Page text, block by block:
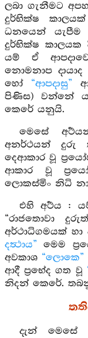
ලබා ගැනීමට
දුර්භික්ෂ
ධනයෙන්
දුර්භික්ෂ
යම් ඒ
නොමනාප
හෝ “ආපදාසු”
පිණිස) වන්නේ
කෙරේ යනුයි.
මෙසේ
අනර්ථයන් දුරු
දෙආකාර වූ
ආකාර වූ
ලොකස්මිං නිධි
එහි අර්‍ථය :
“රාජතොවා
අර්ථාධිගමයක්
දත්‍ථාය” මෙම
අවකාශ “ලොකෙ”
ආදී ප්‍රභේද ගත වූ
නිදන් කෙරේ.
දැන්